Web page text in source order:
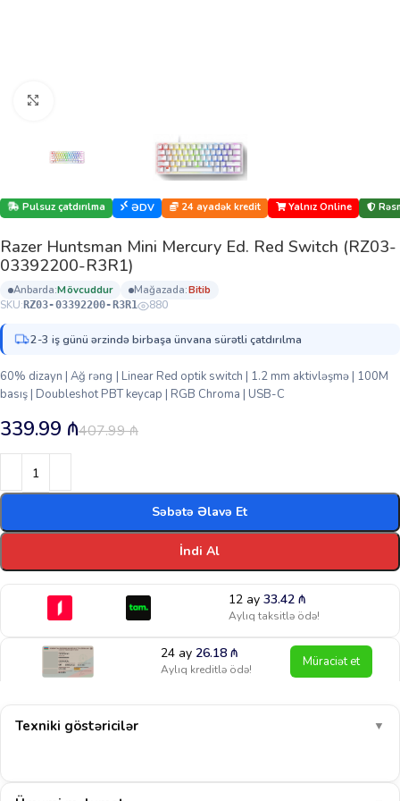
Pulsuz çatdırılma ƏDV 24 ayadək kredit Yalnız Online
Razer Huntsman Mini Mercury Ed. Red Switch (RZ03-
03392200-R3R1)
anbarda: mövcuddur mağazada:
bi̇ti̇b
SKU: RZ03-03392200-R3R1 880
2-3 iş günü ərzində birbaşa ünvana sürətli çatdırılma
60% dizayn | Ağ rəng | Linear Red optik switch | 1.2 mm aktivləşmə | 100M
basış | Doubleshot PBT keycap | RGB Chroma | USB-C
407.99₼
339.99 ₼
Səbətə Əlavə Et
İndi Al
12 ay 33.42 ₼
Aylıq taksitlə ödə!
24 ay26.18₼
Aylıq kreditlə ödə! Müraciət et
Texniki göstəricilər ▼